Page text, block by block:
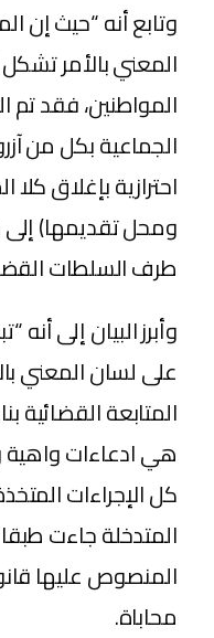
وتابع أنه “حيث إن
المعني بالأمر
المواطنين، فقد
الجماعية بكل من
احترازية بإغلاق
ومحل تقديمها)
طرف السلطات
وأبرز البيان إلى
على لسان المعني
المتابعة القضائية
هي ادعاءات واهية
كل الإجراءات
المتدخلة جاءت
المنصوص عليها
محاباة.